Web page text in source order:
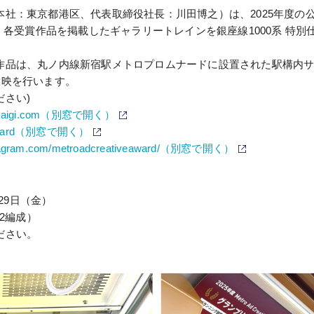
：東京都港区、代表取締役社長：川田博之）は、2025年度の
受賞作品を掲載したギャラリートレインを銀座線1000系 特別
は、丸ノ内線新宿駅メトロプロムナードに設置された駅構内
を行います。
さい)
（別窓で開く）
（別窓で開く）
metroadcreativeaward/（別窓で開く）
日（金）
成）
い。